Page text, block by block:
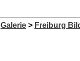
Galerie > Freiburg